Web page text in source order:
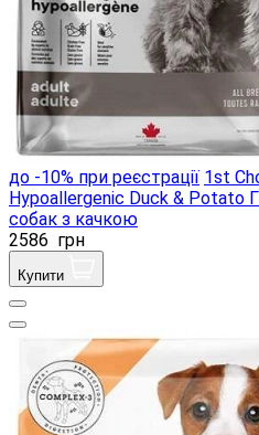
до -10% при реєстрації 1st
Hypoallergenic Duck & Potato
собак з качкою
2586 грн
Купити